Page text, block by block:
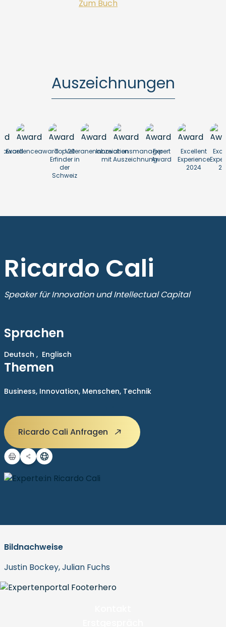
Zum Buch
Auszeichnungen
ExcellenceawardTop 20
Erfinder in
der
Schweiz
VeteranenabzeichenInnovationsmanager
mit Auszeichnung
Expert
Award
Excellent
Experience
2024
Ricardo Cali
Speaker für Innovation und Intellectual Capital
Sprachen
Deutsch , Englisch
Themen
Business, Innovation, Menschen, Technik
Ricardo Cali Anfragen
Bildnachweise
Justin Bockey, Julian Fuchs